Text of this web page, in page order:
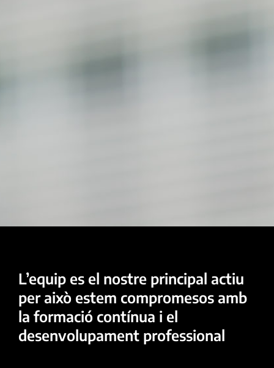
L’equip es el nostre principal actiu
per això estem compromesos amb
la formació contínua i el
desenvolupament professional